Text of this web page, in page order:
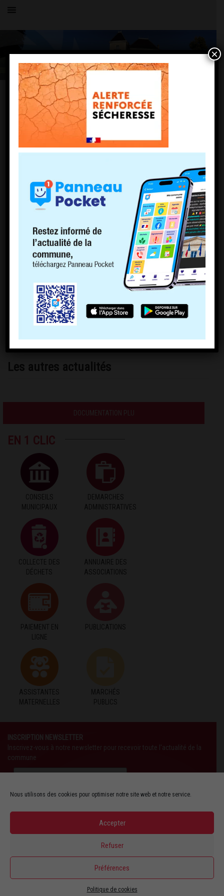
Nous utilisons des cookies pour optimiser notre site web et notre service.
Accepter
Refuser
Préférences
Politique de cookies
Toutes les actualités
LE VILLAGE
alerte-secheresse-renforcee
18 juillet 2023
Les autres actualités
DOCUMENTATION PLU
EN 1 CLIC
CONSEILS
MUNICIPAUX
DEMARCHES
ADMINISTRATIVES
COLLECTE DES
DÉCHETS
ANNUAIRE DES
ASSOCIATIONS
PAIEMENT EN
LIGNE
PUBLICATIONS
ASSISTANTES
MATERNELLES
MARCHÉS
PUBLICS
INSCRIPTION NEWSLETTER
Inscrivez-vous à notre newsletter pour recevoir toute l'actualité de la
commune
SUIVEZ-NOUS AUSSI SUR :
YOUTUBE
×